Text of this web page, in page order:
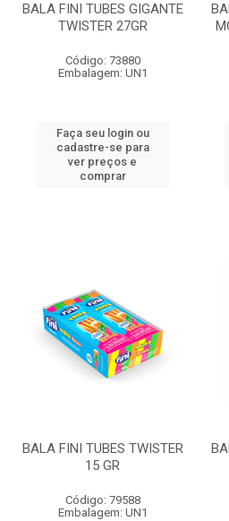
BALA FINI TUBES GIGANTE
TWISTER 27GR
Código: 73880
Embalagem: UN1
Faça seu login ou
cadastre-se para
ver preços e
comprar
BALA FINI TUBES TWISTER
15 GR
Código: 79588
Embalagem: UN1